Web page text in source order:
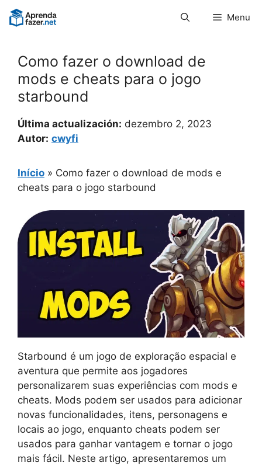
Pular
para
Menu
Como fazer o download de
mods e cheats para o jogo
starbound
Última actualización: dezembro 2, 2023
Autor: cwyfi
Início » Como fazer o download de mods e
cheats para o jogo starbound
Starbound é um jogo de exploração espacial e
aventura que permite aos jogadores
personalizarem suas experiências com mods e
cheats. Mods podem ser usados para adicionar
novas funcionalidades, itens, personagens e
locais ao jogo, enquanto cheats podem ser
usados para ganhar vantagem e tornar o jogo
mais fácil. Neste artigo, apresentaremos um